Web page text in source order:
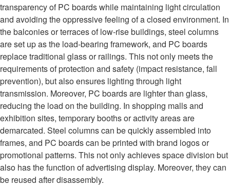
transparency of PC boards while maintaining light circulation
and avoiding the oppressive feeling of a closed environment. In
the balconies or terraces of low-rise buildings, steel columns
are set up as the load-bearing framework, and PC boards
replace traditional glass or railings. This not only meets the
requirements of protection and safety (impact resistance, fall
prevention), but also ensures lighting through light
transmission. Moreover, PC boards are lighter than glass,
reducing the load on the building. In shopping malls and
exhibition sites, temporary booths or activity areas are
demarcated. Steel columns can be quickly assembled into
frames, and PC boards can be printed with brand logos or
promotional patterns. This not only achieves space division but
also has the function of advertising display. Moreover, they can
be reused after disassembly.